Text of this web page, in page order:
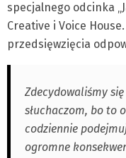
specjalnego odcinka
Creative i Voice
przedsięwzięcia
Zdecydowaliśmy
słuchaczom, bo to
codziennie
ogromne